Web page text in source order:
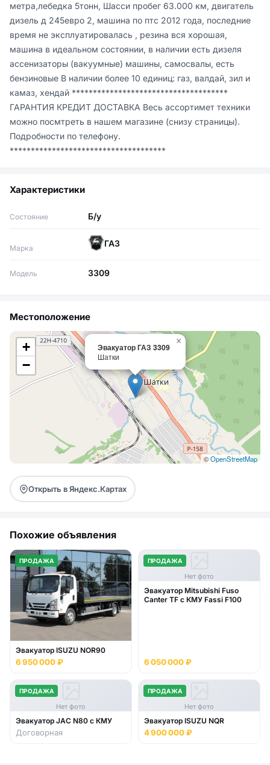
метра,лебедка 5тонн, Шасси пробег 63.000 км, двигатель
дизель д 245евро 2, машина по птс 2012 года, последние
время не эксплуатировалась , резина вся хорошая,
машина в идеальном состоянии, в наличии есть дизеля
ассенизаторы (вакуумные) машины, самосвалы, есть
бензиновые В наличии более 10 единиц: газ, валдай, зил и
камаз, хендай *************************************
ГАРАНТИЯ КРЕДИТ ДОСТАВКА Весь ассортимет техники
можно посмтреть в нашем магазине (снизу страницы).
Подробности по телефону.
*************************************
Характеристики
Состояние Б/у
Марка ГАЗ
Модель 3309
Местоположение
Эвакуатор ГАЗ 3309
Шатки
×
+
−
©OpenStreetMap
Открыть в Яндекс.Картах
Похожие объявления
ПРОДАЖА
Эвакуатор ISUZU NOR90
6 950 000 ₽
ПРОДАЖА
Нет фото
Эвакуатор Mitsubishi Fuso
Canter TF с КМУ Fassi F100
6 050 000 ₽
ПРОДАЖА
Нет фото
Эвакуатор JAC N80 с КМУ
Договорная
ПРОДАЖА
Нет фото
Эвакуатор ISUZU NQR
4 900 000 ₽